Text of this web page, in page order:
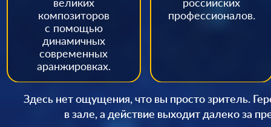
великих
композиторов
с помощью
динамичных
современных
аранжировках.
российских
профессионалов.
Здесь нет ощущения, что вы просто зритель.
в зале, а действие выходит далеко за